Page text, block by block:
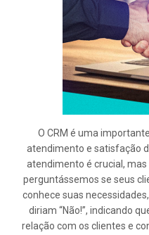
O CRM é uma
atendimento e satisfação
atendimento é crucial,
perguntássemos se seus
conhece suas
diriam “Não!”, indicando
relação com os clientes e